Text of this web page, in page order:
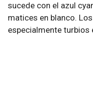
sucede con el azul
matices en blanco.
especialmente turbios